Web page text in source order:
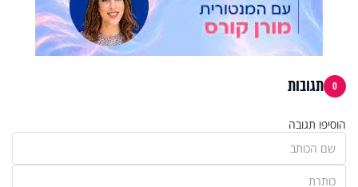
0 תגובות
הוסיפו תגובה